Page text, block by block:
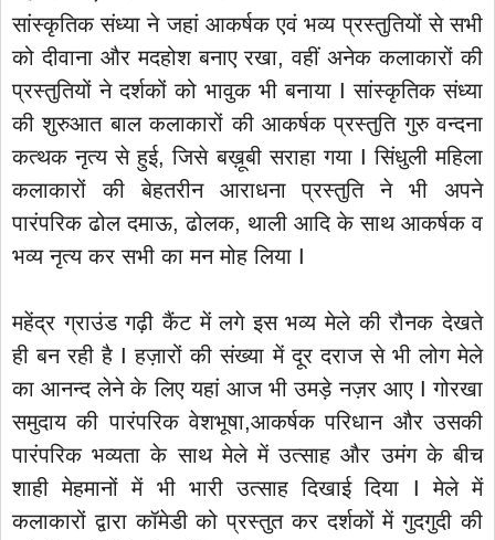
सांस्कृतिक संध्या ने जहां आकर्षक एवं भव्य प्रस्तुतियों से सभी
को दीवाना और मदहोश बनाए रखा, वहीं अनेक कलाकारों की
प्रस्तुतियों ने दर्शकों को भावुक भी बनाया I सांस्कृतिक संध्या
की शुरुआत बाल कलाकारों की आकर्षक प्रस्तुति गुरु वन्दना
कत्थक नृत्य से हुई, जिसे बख़ूबी सराहा गया I सिंधुली महिला
कलाकारों की बेहतरीन आराधना प्रस्तुति ने भी अपने
पारंपरिक ढोल दमाऊ, ढोलक, थाली आदि के साथ आकर्षक व
भव्य नृत्य कर सभी का मन मोह लिया I
महेंद्र ग्राउंड गढ़ी कैंट में लगे इस भव्य मेले की रौनक देखते
ही बन रही है I हज़ारों की संख्या में दूर दराज से भी लोग मेले
का आनन्द लेने के लिए यहां आज भी उमड़े नज़र आए I गोरखा
समुदाय की पारंपरिक वेशभूषा,आकर्षक परिधान और उसकी
पारंपरिक भव्यता के साथ मेले में उत्साह और उमंग के बीच
शाही मेहमानों में भी भारी उत्साह दिखाई दिया I मेले में
कलाकारों द्वारा कॉमेडी को प्रस्तुत कर दर्शकों में गुदगुदी की